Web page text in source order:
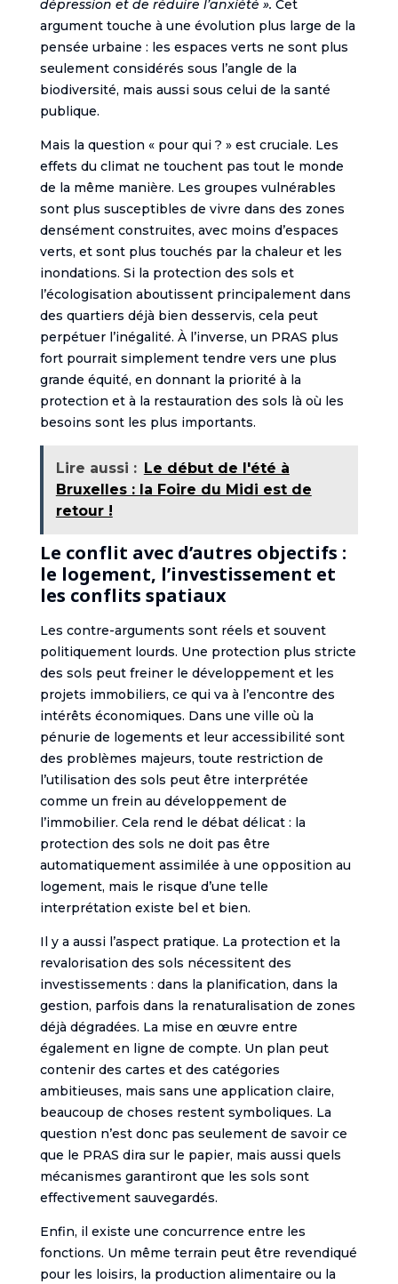
dépression et de réduire l’anxiété ». Cet
argument touche à une évolution plus large de la
pensée urbaine : les espaces verts ne sont plus
seulement considérés sous l’angle de la
biodiversité, mais aussi sous celui de la santé
publique.
Mais la question « pour qui ? » est cruciale. Les
effets du climat ne touchent pas tout le monde
de la même manière. Les groupes vulnérables
sont plus susceptibles de vivre dans des zones
densément construites, avec moins d’espaces
verts, et sont plus touchés par la chaleur et les
inondations. Si la protection des sols et
l’écologisation aboutissent principalement dans
des quartiers déjà bien desservis, cela peut
perpétuer l’inégalité. À l’inverse, un PRAS plus
fort pourrait simplement tendre vers une plus
grande équité, en donnant la priorité à la
protection et à la restauration des sols là où les
besoins sont les plus importants.
Lire aussi : Le début de l'été à
Bruxelles : la Foire du Midi est de
retour !
Le conflit avec d’autres objectifs :
le logement, l’investissement et
les conflits spatiaux
Les contre-arguments sont réels et souvent
politiquement lourds. Une protection plus stricte
des sols peut freiner le développement et les
projets immobiliers, ce qui va à l’encontre des
intérêts économiques. Dans une ville où la
pénurie de logements et leur accessibilité sont
des problèmes majeurs, toute restriction de
l’utilisation des sols peut être interprétée
comme un frein au développement de
l’immobilier. Cela rend le débat délicat : la
protection des sols ne doit pas être
automatiquement assimilée à une opposition au
logement, mais le risque d’une telle
interprétation existe bel et bien.
Il y a aussi l’aspect pratique. La protection et la
revalorisation des sols nécessitent des
investissements : dans la planification, dans la
gestion, parfois dans la renaturalisation de zones
déjà dégradées. La mise en œuvre entre
également en ligne de compte. Un plan peut
contenir des cartes et des catégories
ambitieuses, mais sans une application claire,
beaucoup de choses restent symboliques. La
question n’est donc pas seulement de savoir ce
que le PRAS dira sur le papier, mais aussi quels
mécanismes garantiront que les sols sont
effectivement sauvegardés.
Enfin, il existe une concurrence entre les
fonctions. Un même terrain peut être revendiqué
pour les loisirs, la production alimentaire ou la